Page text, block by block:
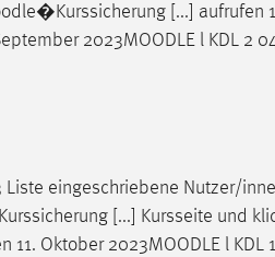
�Kurssicherung [...] aufrufen
2023MOODLE l KDL 2
Liste eingeschriebene Nutzer/
[...] Kursseite und
11. Oktober 2023MOODLE l KDL